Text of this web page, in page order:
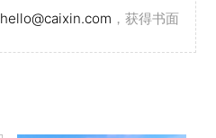
hello@caixin.com ，获得书面